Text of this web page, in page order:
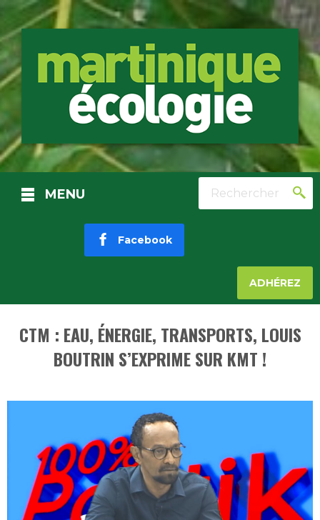
MENU Rechercher
Facebook
ADHÉREZ
CTM : EAU, ÉNERGIE, TRANSPORTS, LOUIS
BOUTRIN S’EXPRIME SUR KMT !